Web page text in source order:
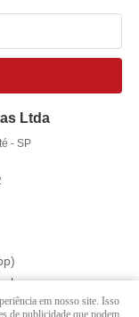
Ltda
-SP
em nosso site. Isso
de publicidade que podem